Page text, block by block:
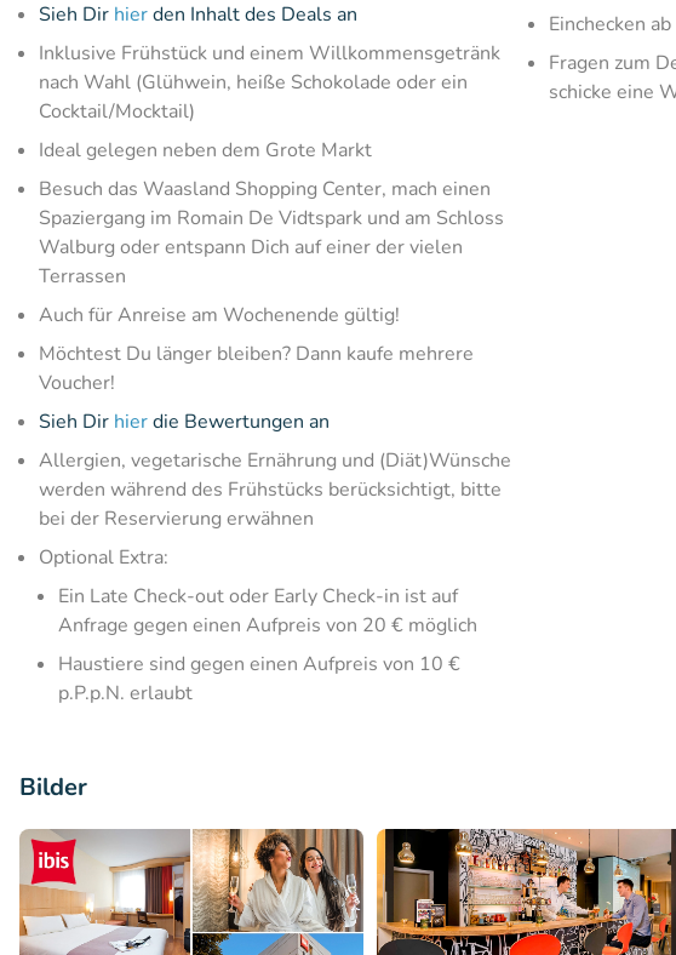
Sieh Dir hierden Inhalt des Deals an
Inklusive Frühstück und einem Willkommensgetränk
nach Wahl (Glühwein, heiße Schokolade oder ein
Cocktail/Mocktail)
Ideal gelegen neben dem Grote Markt
Besuch das Waasland Shopping Center, mach einen
Spaziergang im Romain De Vidtspark und am Schloss
Walburg oder entspann Dich auf einer der vielen
Terrassen
Auch für Anreise am Wochenende gültig!
Möchtest Du länger bleiben? Dann kaufe mehrere
Voucher!
Sieh Dir hierdie Bewertungen an
Allergien, vegetarische Ernährung und (Diät)Wünsche
werden während des Frühstücks berücksichtigt, bitte
bei der Reservierung erwähnen
Optional Extra:
Ein Late Check-out oder Early Check-in ist auf
Anfrage gegen einen Aufpreis von 20 € möglich
Haustiere sind gegen einen Aufpreis von 10 €
p.P.p.N. erlaubt
Einchecken
Fragen zum
schicke eine
Bilder